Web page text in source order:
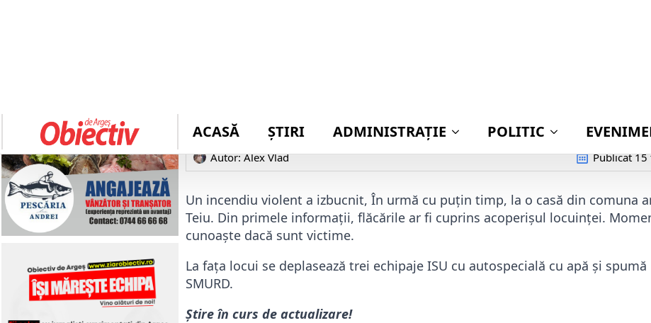
Autor: Alex Vlad Publicat15
Un incendiu violent a izbucnit, În urmă cu puțin timp, la o casă din comuna
Teiu. Din primele informații, flăcările ar fi cuprins acoperișul locuinței.
cunoaște dacă sunt victime.
La fața locui se deplasează trei echipaje ISU cu autospecială cu apă și
SMURD.
Știre în curs de actualizare!